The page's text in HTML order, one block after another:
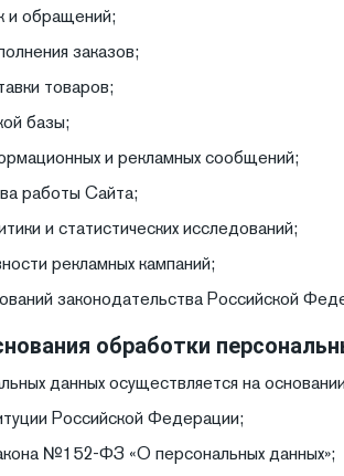
и обращений;
заказов;
товаров;
базы;
и рекламных сообщений;
работы Сайта;
и статистических исследований;
рекламных кампаний;
законодательства Российской
обработки
данных осуществляется на
Российской Федерации;
№152-ФЗ «О персональных данных»;